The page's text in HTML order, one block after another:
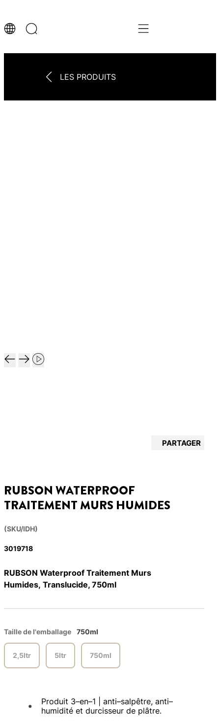
LES PRODUITS
PARTAGER
RUBSON WATERPROOF
TRAITEMENT MURS HUMIDES
(SKU/IDH)
3019718
RUBSON Waterproof Traitement Murs
Humides, Translucide, 750ml
Taille de l'emballage 750ml
2,5ltr 5ltr 750ml
Produit 3–en–1 | anti–salpêtre, anti–
humidité et durcisseur de plâtre.